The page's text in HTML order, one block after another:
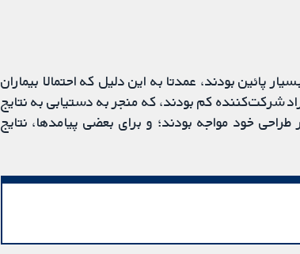
پائین بودند، عمدتا به این دلیل که احتمالا بیماران
شرکت‌کننده کم بودند، که منجر به دستیابی به نتایج
خود مواجه بودند؛ و برای بعضی پیامدها، نتایج